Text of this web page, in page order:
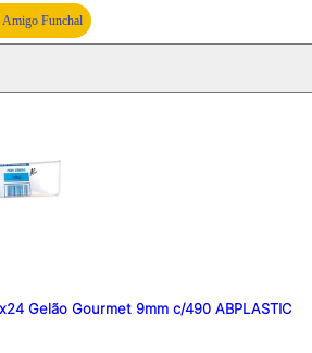
Amigo Funchal
Gelão Gourmet 9mm c/490 ABPLASTIC